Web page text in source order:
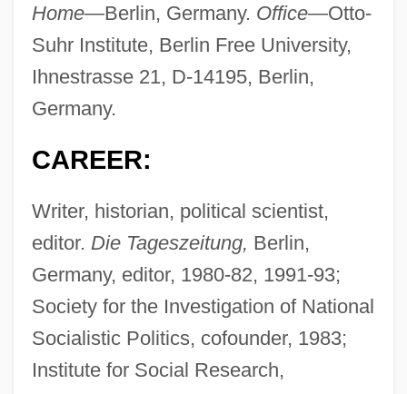
Home—Berlin, Germany. Office—Otto-
Suhr Institute, Berlin Free University,
Ihnestrasse 21, D-14195, Berlin,
Germany.
CAREER:
Writer, historian, political scientist,
editor. Die Tageszeitung, Berlin,
Germany, editor, 1980-82, 1991-93;
Society for the Investigation of National
Socialistic Politics, cofounder, 1983;
Institute for Social Research,